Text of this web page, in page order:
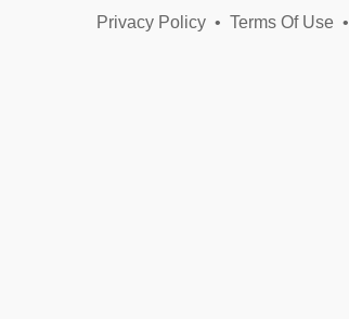
Privacy Policy• Terms Of Use•